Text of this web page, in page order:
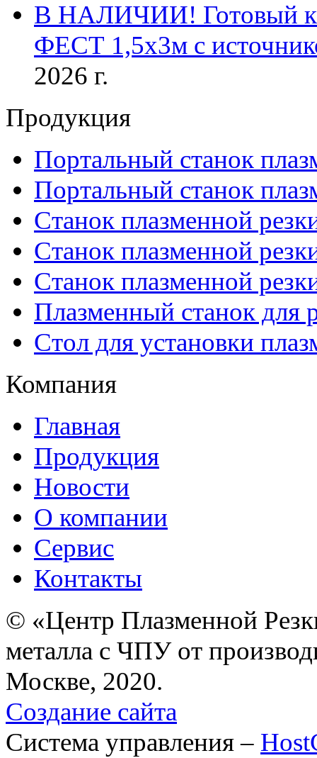
В НАЛИЧИИ! Готовый к
ФЕСТ 1,5х3м с
2026 г.
Продукция
Портальный станок
Портальный станок
Станок плазменной
Станок плазменной
Станок плазменной
Плазменный станок для
Стол для установки
Компания
Главная
Продукция
Новости
О компании
Сервис
Контакты
© «Центр Плазменной
металла с ЧПУ от
Москве, 2020.
Создание сайта
Система управления –